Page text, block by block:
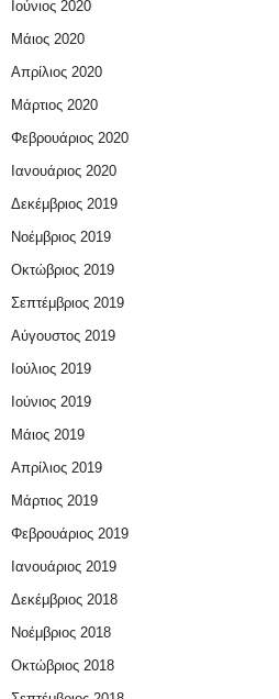
Ιούνιος 2020
Μάιος 2020
Απρίλιος 2020
Μάρτιος 2020
Φεβρουάριος 2020
Ιανουάριος 2020
Δεκέμβριος 2019
Νοέμβριος 2019
Οκτώβριος 2019
Σεπτέμβριος 2019
Αύγουστος 2019
Ιούλιος 2019
Ιούνιος 2019
Μάιος 2019
Απρίλιος 2019
Μάρτιος 2019
Φεβρουάριος 2019
Ιανουάριος 2019
Δεκέμβριος 2018
Νοέμβριος 2018
Οκτώβριος 2018